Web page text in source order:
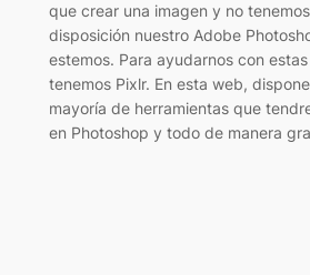
que crear una imagen y no
disposición nuestro Adobe
estemos. Para ayudarnos con
tenemos Pixlr. En esta web,
mayoría de herramientas que
en Photoshop y todo de manera